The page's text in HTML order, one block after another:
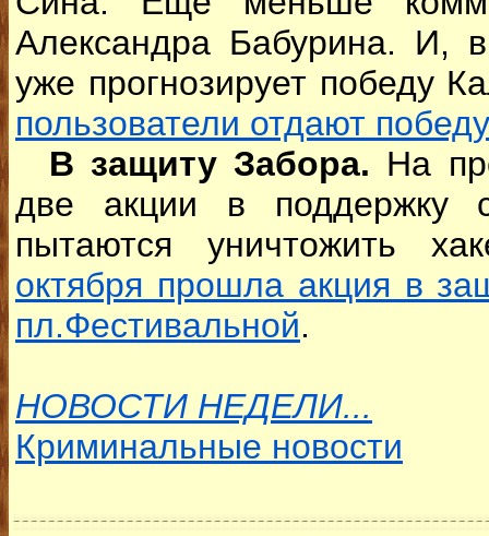
Александра Бабурина. И,
уже прогнозирует победу
пользователи отдают
В защиту Забора. На
две акции в поддержку
пытаются уничтожить
октября прошла акция в
пл.Фестивальной.
НОВОСТИ НЕДЕЛИ...
Криминальные новости